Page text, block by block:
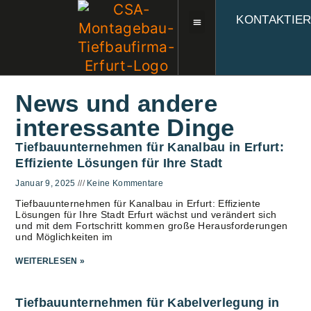
News und andere
interessante Dinge
Tiefbauunternehmen für Kanalbau in Erfurt:
Effiziente Lösungen für Ihre Stadt
Januar 9, 2025 Keine Kommentare
Tiefbauunternehmen für Kanalbau in Erfurt: Effiziente
Lösungen für Ihre Stadt Erfurt wächst und verändert sich
und mit dem Fortschritt kommen große Herausforderungen
und Möglichkeiten im
WEITERLESEN »
Tiefbauunternehmen für Kabelverlegung in